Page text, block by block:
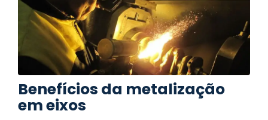
Benefícios da metalização
em eixos